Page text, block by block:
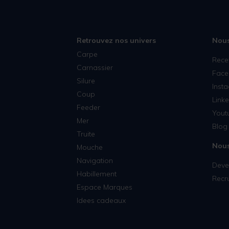
Retrouvez nos univers
Carpe
Carnassier
Silure
Coup
Feeder
Mer
Truite
Mouche
Navigation
Habillement
Espace Marques
Idees cadeaux